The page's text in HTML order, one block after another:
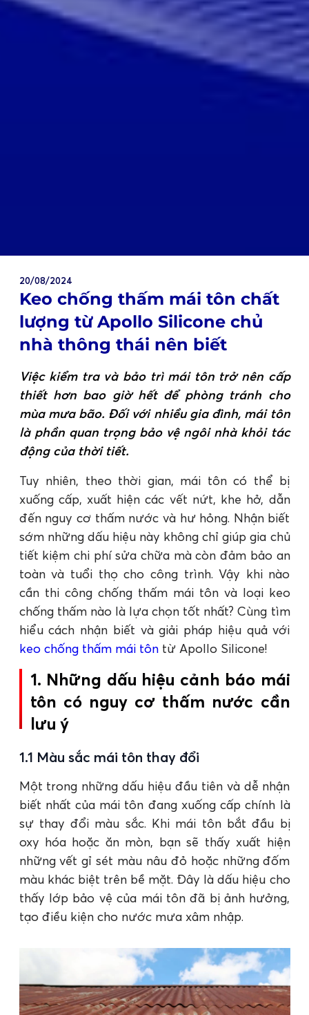
20/08/2024
Keo chống thấm mái tôn chất
lượng từ Apollo Silicone chủ
nhà thông thái nên biết
Việc kiểm tra và bảo trì mái tôn trở nên cấp
thiết hơn bao giờ hết để phòng tránh cho
mùa mưa bão. Đối với nhiều gia đình, mái tôn
là phần quan trọng bảo vệ ngôi nhà khỏi tác
động của thời tiết.
Tuy nhiên, theo thời gian, mái tôn có thể bị
xuống cấp, xuất hiện các vết nứt, khe hở, dẫn
đến nguy cơ thấm nước và hư hỏng. Nhận biết
sớm những dấu hiệu này không chỉ giúp gia chủ
tiết kiệm chi phí sửa chữa mà còn đảm bảo an
toàn và tuổi thọ cho công trình. Vậy khi nào
cần thi công chống thấm mái tôn và loại keo
chống thấm nào là lựa chọn tốt nhất? Cùng tìm
hiểu cách nhận biết và giải pháp hiệu quả với
keo chống thấm mái tôntừ Apollo Silicone!
1. Những dấu hiệu cảnh báo mái
tôn có nguy cơ thấm nước cần
lưu ý
1.1 Màu sắc mái tôn thay đổi
Một trong những dấu hiệu đầu tiên và dễ nhận
biết nhất của mái tôn đang xuống cấp chính là
sự thay đổi màu sắc. Khi mái tôn bắt đầu bị
oxy hóa hoặc ăn mòn, bạn sẽ thấy xuất hiện
những vết gỉ sét màu nâu đỏ hoặc những đốm
màu khác biệt trên bề mặt. Đây là dấu hiệu cho
thấy lớp bảo vệ của mái tôn đã bị ảnh hưởng,
tạo điều kiện cho nước mưa xâm nhập.